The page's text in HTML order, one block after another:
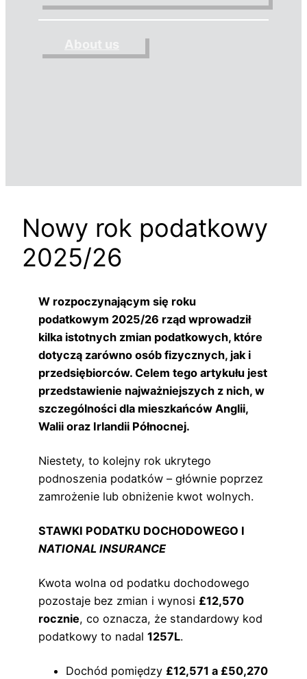
Nowy rok podatkowy
2025/26
W rozpoczynającym się roku
podatkowym 2025/26 rząd wprowadził
kilka istotnych zmian podatkowych, które
dotyczą zarówno osób fizycznych, jak i
przedsiębiorców. Celem tego artykułu jest
przedstawienie najważniejszych z nich, w
szczególności dla mieszkańców Anglii,
Walii oraz Irlandii Północnej.
Niestety, to kolejny rok ukrytego
podnoszenia podatków – głównie poprzez
zamrożenie lub obniżenie kwot wolnych.
STAWKI PODATKU DOCHODOWEGO I
NATIONAL INSURANCE
Kwota wolna od podatku dochodowego
pozostaje bez zmian i wynosi £12,570
rocznie, co oznacza, że standardowy kod
podatkowy to nadal 1257L.
Dochód pomiędzy £12,571 a £50,270